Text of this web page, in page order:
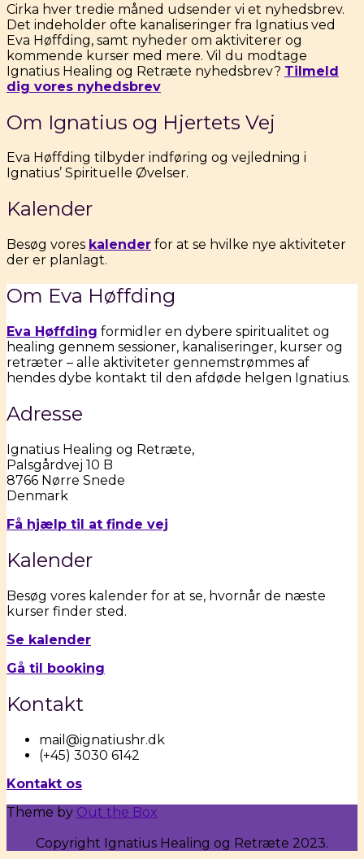
Cirka hver tredie måned udsender vi et nyhedsbrev.
Det indeholder ofte kanaliseringer fra Ignatius ved
Eva Høffding, samt nyheder om aktiviterer og
kommende kurser med mere. Vil du modtage
Ignatius Healing og Retræte nyhedsbrev? Tilmeld
dig vores nyhedsbrev
Om Ignatius og Hjertets Vej
Eva Høffding tilbyder indføring og vejledning i
Ignatius’ Spirituelle Øvelser.
Kalender
Besøg vores kalender for at se hvilke nye aktiviteter
der er planlagt.
Om Eva Høffding
Eva Høffding formidler en dybere spiritualitet og
healing gennem sessioner, kanaliseringer, kurser og
retræter – alle aktiviteter gennemstrømmes af
hendes dybe kontakt til den afdøde helgen Ignatius.
Adresse
Ignatius Healing og Retræte,
Palsgårdvej 10 B
8766 Nørre Snede
Denmark
Få hjælp til at finde vej
Kalender
Besøg vores kalender for at se, hvornår de næste
kurser finder sted.
Se kalender
Gå til booking
Kontakt
mail@ignatiushr.dk
(+45) 3030 6142
Kontakt os
Theme by Out the Box
Copyright Ignatius Healing og Retræte 2023.